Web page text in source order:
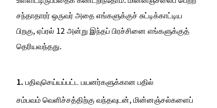
சந்தாதாரர் ஒருவர் அதை எங்களுக்குச் சுட்டிக்காட்டிய
பிறகு, ஏப்ரல் 12 அன்று இந்தப் பிரச்சினை எங்களுக்குத்
தெரியவந்தது.
1. பதிவுசெய்யப்பட்ட பயனர்களுக்கான பதில்
சம்பவம் வெளிச்சத்திற்கு வந்தவுடன், மின்னஞ்சல்களைப்